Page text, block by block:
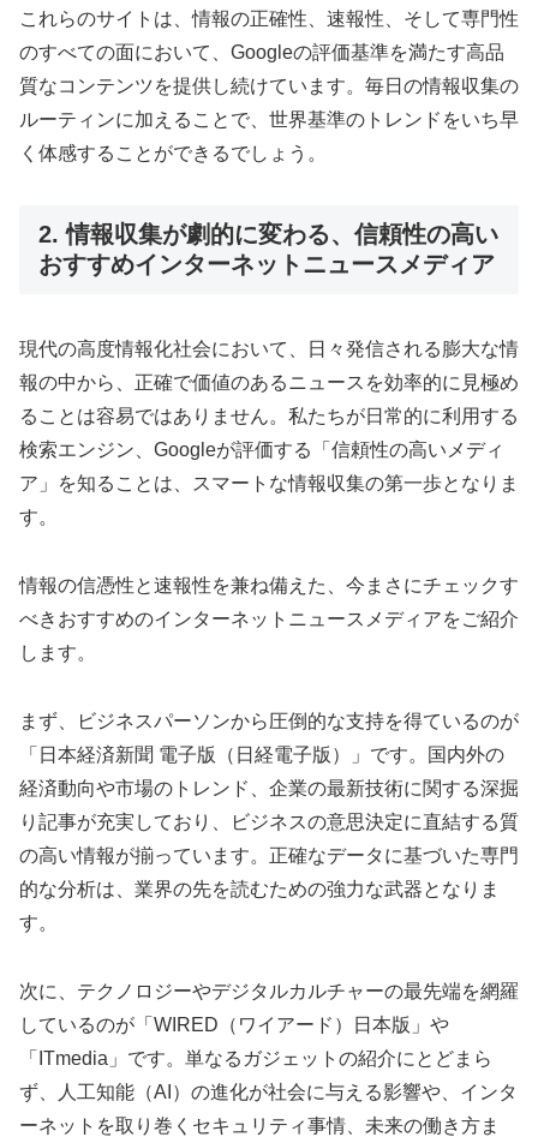
これらのサイトは、情報の正確性、速報性、そして専門性
のすべての面において、Googleの評価基準を満たす高品
質なコンテンツを提供し続けています。毎日の情報収集の
ルーティンに加えることで、世界基準のトレンドをいち早
く体感することができるでしょう。
2. 情報収集が劇的に変わる、信頼性の高い
おすすめインターネットニュースメディア
現代の高度情報化社会において、日々発信される膨大な情
報の中から、正確で価値のあるニュースを効率的に見極め
ることは容易ではありません。私たちが日常的に利用する
検索エンジン、Googleが評価する「信頼性の高いメディ
ア」を知ることは、スマートな情報収集の第一歩となりま
す。
情報の信憑性と速報性を兼ね備えた、今まさにチェックす
べきおすすめのインターネットニュースメディアをご紹介
します。
まず、ビジネスパーソンから圧倒的な支持を得ているのが
「日本経済新聞 電子版（日経電子版）」です。国内外の
経済動向や市場のトレンド、企業の最新技術に関する深掘
り記事が充実しており、ビジネスの意思決定に直結する質
の高い情報が揃っています。正確なデータに基づいた専門
的な分析は、業界の先を読むための強力な武器となりま
す。
次に、テクノロジーやデジタルカルチャーの最先端を網羅
しているのが「WIRED（ワイアード）日本版」や
「ITmedia」です。単なるガジェットの紹介にとどまら
ず、人工知能（AI）の進化が社会に与える影響や、インタ
ーネットを取り巻くセキュリティ事情、未来の働き方ま